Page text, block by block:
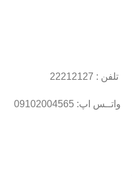
تلفن : 22212127
واتــس اپ: 09102004565